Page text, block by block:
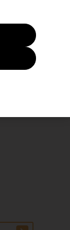
Aanmelden